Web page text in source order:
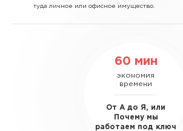
туда личное или офисное имущество.
60 мин
экономия
времени
От А до Я, или
Почему мы
работаем под ключ